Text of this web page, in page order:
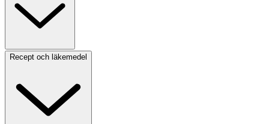
Recept och läkemedel